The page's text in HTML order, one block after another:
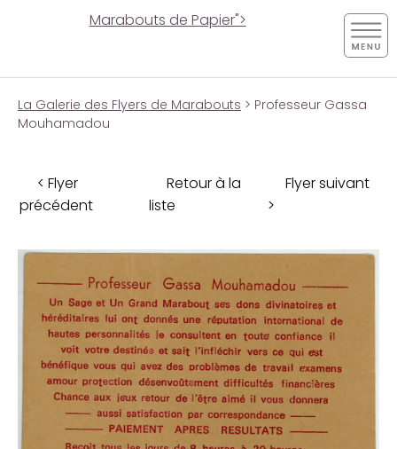
Marabouts de Papier">
La Galerie des Flyers de Marabouts > Professeur Gassa
Mouhamadou
< Flyer
précédent
Retour à la
liste
Flyer suivant
>